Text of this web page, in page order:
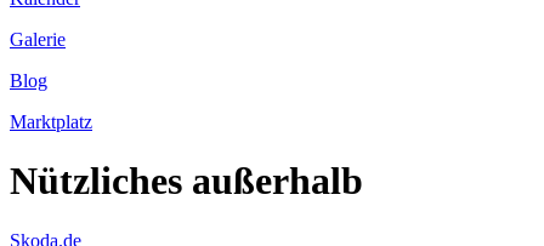
Galerie
Blog
Marktplatz
Nützliches außerhalb
Skoda.de